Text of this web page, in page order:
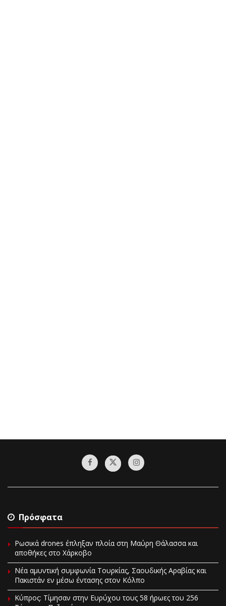
Πρόσφατα
Ρωσικά drones έπληξαν πλοία στη Μαύρη Θάλασσα και
αποθήκες στο Χάρκοβο
Νέα αμυντική συμφωνία Τουρκίας, Σαουδικής Αραβίας και
Πακιστάν εν μέσω έντασης στον Κόλπο
Κύπρος: Τίμησαν στην Ευρύχου τους 58 ήρωες του 256